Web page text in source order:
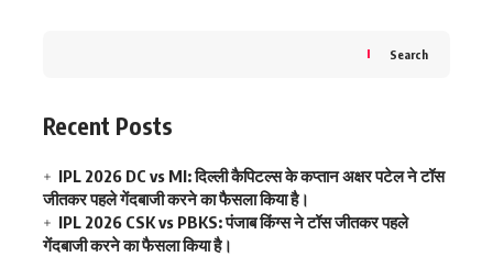
Search
Recent Posts
IPL 2026 DC vs MI: दिल्ली कैपिटल्स के कप्तान अक्षर पटेल ने टॉस
जीतकर पहले गेंदबाजी करने का फैसला किया है।
IPL 2026 CSK vs PBKS: पंजाब किंग्स ने टॉस जीतकर पहले
गेंदबाजी करने का फैसला किया है।